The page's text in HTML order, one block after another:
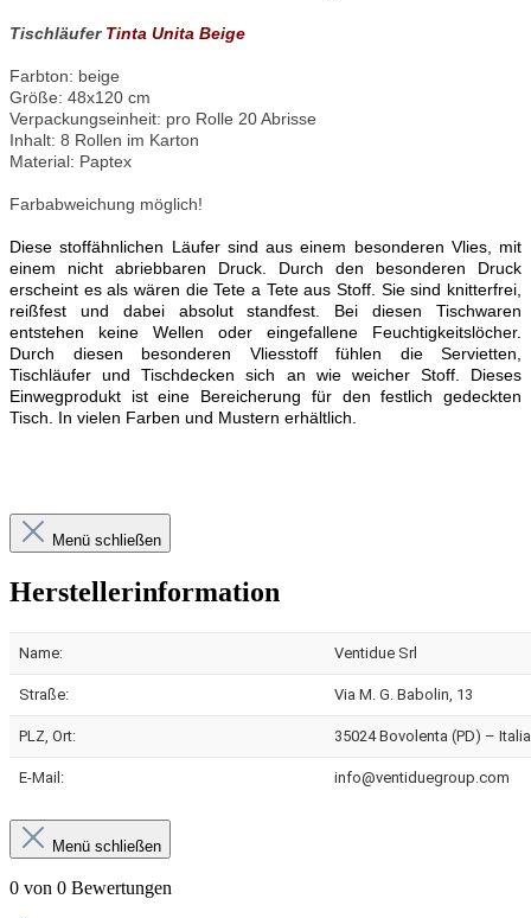
Tischläufer Tinta Unita Beige
Farbton: beige
Größe: 48x120 cm
Verpackungseinheit: pro Rolle 20 Abrisse
Inhalt: 8 Rollen im Karton
Material: Paptex
Farbabweichung möglich!
Diese stoffähnlichen Läufer sind aus einem besonderen Vlies, mit
einem nicht abriebbaren Druck. Durch den besonderen Druck
erscheint es als wären die Tete a Tete aus Stoff. Sie sind knitterfrei,
reißfest und dabei absolut standfest. Bei diesen Tischwaren
entstehen keine Wellen oder eingefallene Feuchtigkeitslöcher.
Durch diesen besonderen Vliesstoff fühlen die Servietten,
Tischläufer und Tischdecken sich an wie weicher Stoff. Dieses
Einwegprodukt ist eine Bereicherung für den festlich gedeckten
Tisch. In vielen Farben und Mustern erhältlich.
Menü schließen
Herstellerinformation
Name: Ventidue Srl
Straße: Via M. G. Babolin, 13
PLZ, Ort: 35024 Bovolenta (PD) – Italia
E-Mail: info@ventiduegroup.com
Menü schließen
0 von 0 Bewertungen